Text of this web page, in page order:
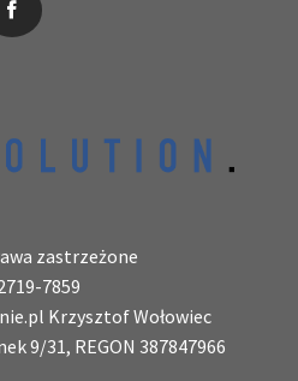
zastrzeżone
7859
Krzysztof Wołowiec
9/31, REGON 387847966